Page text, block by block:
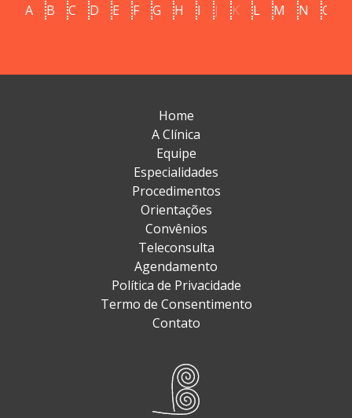
A B C D E F G H I J K L M N O
Home
A Clínica
Equipe
Especialidades
Procedimentos
Orientações
Convênios
Teleconsulta
Agendamento
Política de Privacidade
Termo de Consentimento
Contato